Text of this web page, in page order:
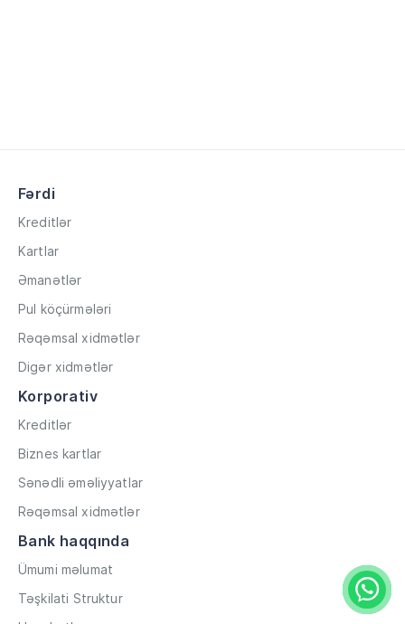
Fərdi
Kreditlər
Kartlar
Əmanətlər
Pul köçürmələri
Rəqəmsal xidmətlər
Digər xidmətlər
Korporativ
Kreditlər
Biznes kartlar
Sənədli əməliyyatlar
Rəqəmsal xidmətlər
Bank haqqında
Ümumi məlumat
Təşkilati Struktur